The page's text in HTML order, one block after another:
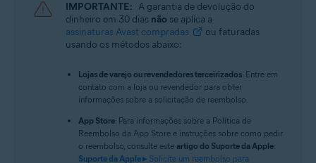
IMPORTANTE: A garantia de devolução do
dinheiro em 30 dias não se aplica a
assinaturas Avast compradas
ou faturadas
usando os métodos abaixo:
Lojas de varejo ou revendedores terceirizados: Entre em
contato com a loja ou revendedor para obter
informações sobre a solicitação de reembolso.
App Store: Para informações sobre a Política de
Reembolso da App Store e instruções sobre como pedir
o reembolso, consulte este artigo do Suporte da Apple:
Suporte da Apple ▸ Solicite um reembolso para